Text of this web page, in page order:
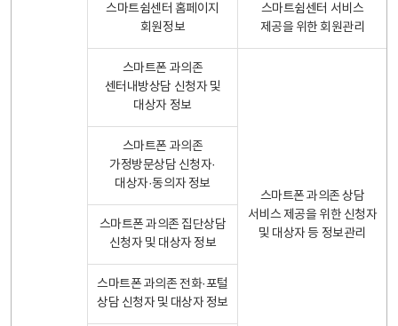
스마트쉼센터 홈페이지
회원정보
스마트쉼센터 서비스
제공을 위한 회원관리
스마트폰 과의존
센터내방상담 신청자 및
대상자 정보
스마트폰 과의존 상담
서비스 제공을 위한 신청자
및 대상자 등 정보관리
스마트폰 과의존
가정방문상담 신청자·
대상자·동의자 정보
스마트폰 과의존 집단상담
신청자 및 대상자 정보
스마트폰 과의존 전화·포털
상담 신청자 및 대상자 정보